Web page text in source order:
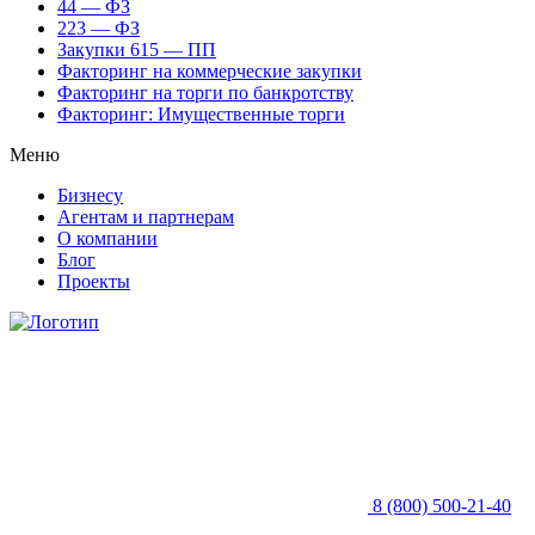
44 — ФЗ
223 — ФЗ
Закупки 615 — ПП
Факторинг на коммерческие закупки
Факторинг на торги по банкротству
Факторинг: Имущественные торги
Меню
Бизнесу
Агентам и партнерам
О компании
Блог
Проекты
8 (800) 500-21-40